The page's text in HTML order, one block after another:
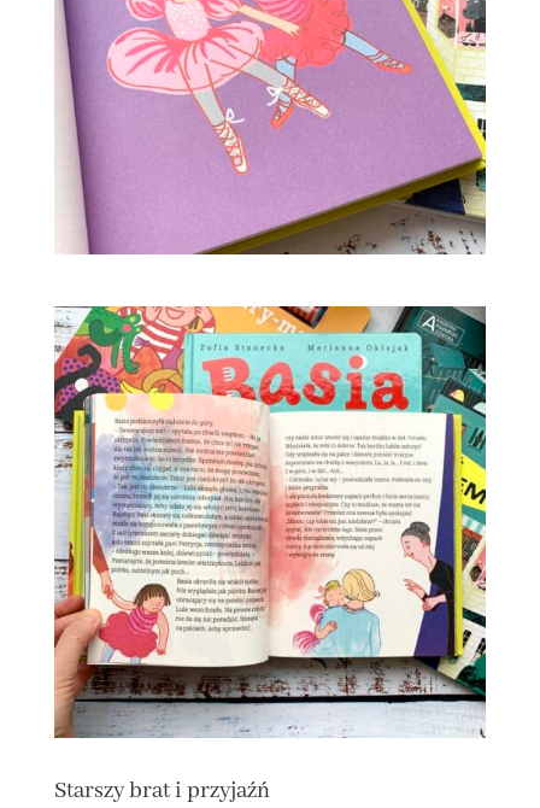
Starszy brat i przyjaźń